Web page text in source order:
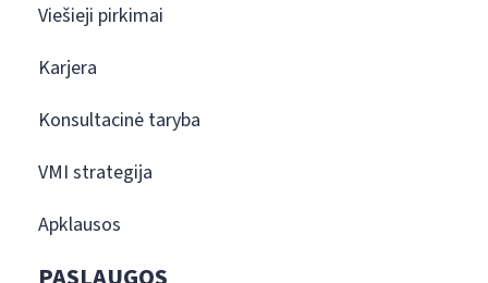
Viešieji pirkimai
Karjera
Konsultacinė taryba
VMI strategija
Apklausos